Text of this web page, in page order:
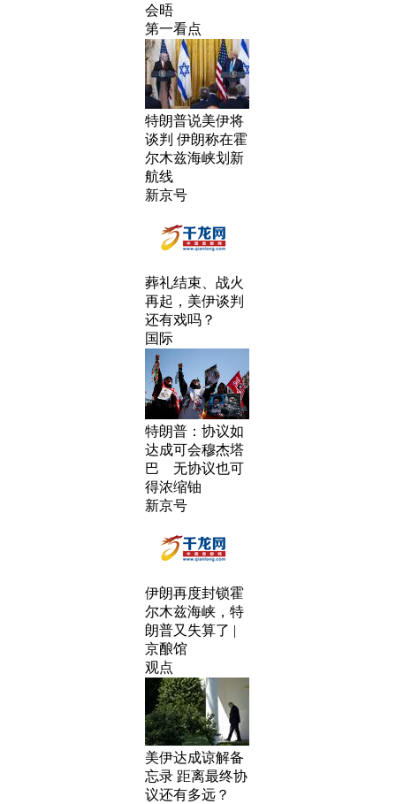
会晤
第一看点
特朗普说美伊将
谈判 伊朗称在霍
尔木兹海峡划新
航线
新京号
葬礼结束、战火
再起，美伊谈判
还有戏吗？
国际
特朗普：协议如
达成可会穆杰塔
巴 无协议也可
得浓缩铀
新京号
伊朗再度封锁霍
尔木兹海峡，特
朗普又失算了 |
京酿馆
观点
美伊达成谅解备
忘录 距离最终协
议还有多远？